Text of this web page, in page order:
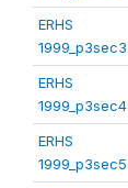
ERHS
1999_p3sec3
ERHS
1999_p3sec4
ERHS
1999_p3sec5